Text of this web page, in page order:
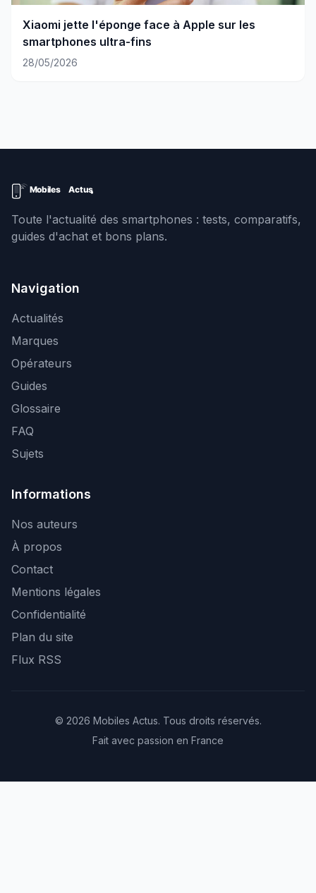
Xiaomi jette l'éponge face à Apple sur les
smartphones ultra-fins
28/05/2026
Toute l'actualité des smartphones : tests, comparatifs,
guides d'achat et bons plans.
Navigation
Actualités
Marques
Opérateurs
Guides
Glossaire
FAQ
Sujets
Informations
Nos auteurs
À propos
Contact
Mentions légales
Confidentialité
Plan du site
Flux RSS
© 2026 Mobiles Actus. Tous droits réservés.
Fait avec passion en France